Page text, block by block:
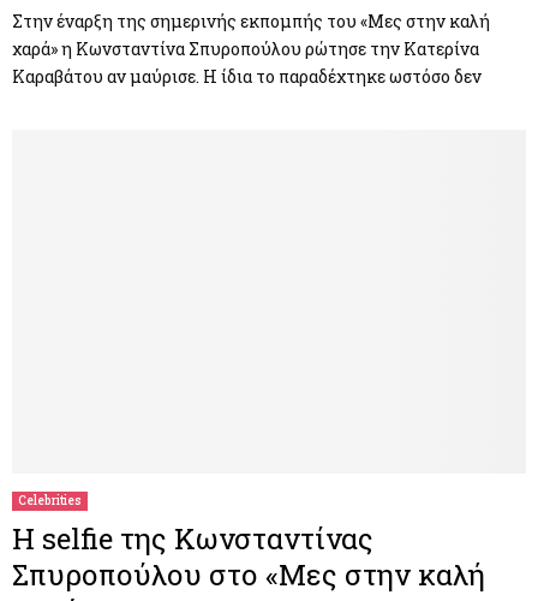
Στην έναρξη της σημερινής εκπομπής του «Μες στην καλή
χαρά» η Κωνσταντίνα Σπυροπούλου ρώτησε την Κατερίνα
Καραβάτου αν μαύρισε. Η ίδια το παραδέχτηκε ωστόσο δεν
Celebrities
Η selfie της Κωνσταντίνας
Σπυροπούλου στο «Μες στην καλή